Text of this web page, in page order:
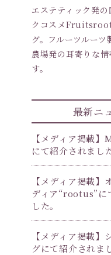
インナーケア
リラックスライン
エステティック発の
クコスメ
グ。フルーツルー
農場発の耳寄りな
す。
最新ニ
【メディア掲載
にて紹介されまし
【メディア掲載】
ディア“rootus”に
した。
【メディア掲載】
グにて紹介されま